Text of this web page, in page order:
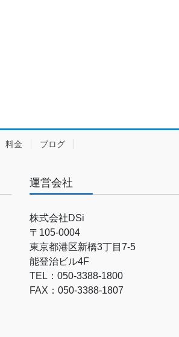
料金 ブログ
運営会社
株式会社DSi
〒105-0004
東京都港区新橋3丁目7-5
能登治ビル4F
TEL：050-3388-1800
FAX：050-3388-1807